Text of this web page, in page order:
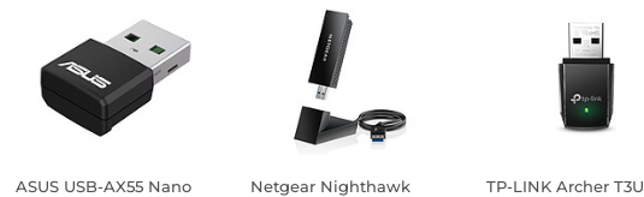
ASUS USB-AX55 Nano
Netgear Nighthawk
TP-LINK Archer T3U